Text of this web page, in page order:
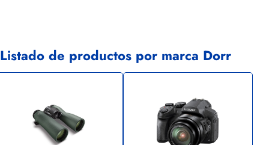
Listado de productos por marca Dorr